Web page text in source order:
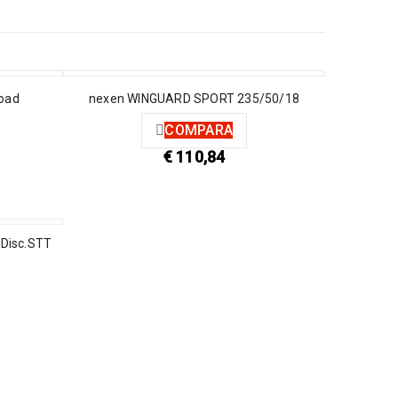
nexen WINGUARD SPORT 235/50/18
COMPARA
€110,84